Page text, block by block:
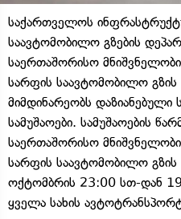
საქართველოს
საავტომობილო გზების
საერთაშორისო
სარფის საავტომობილო
მიმდინარეობს დაზიანებული
სამუშაოები. სამუშაოების
საერთაშორისო
სარფის საავტომობილო
ოქტომბრის 23:00 სთ-დან
ყველა სახის